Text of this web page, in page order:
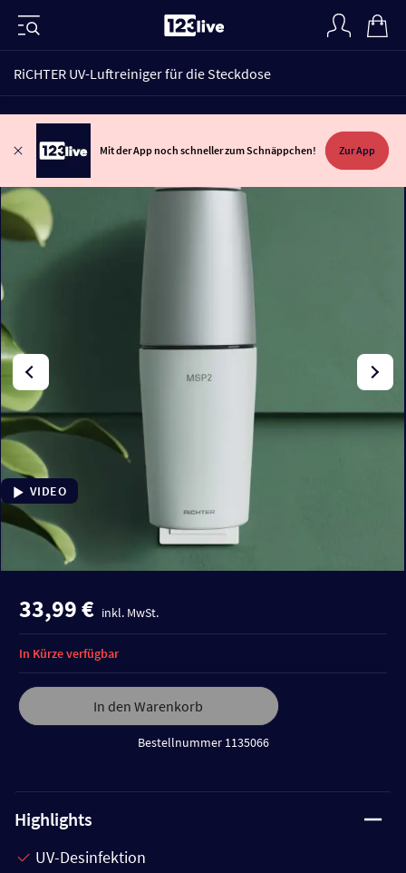
RiCHTER UV-Luftreiniger für die Steckdose
Mit der App noch schneller zum Schnäppchen! Zur App
VIDEO
33,99 € inkl. MwSt.
In den Warenkorb
Bestellnummer 1135066
In Kürze verfügbar
Highlights
UV-Desinfektion